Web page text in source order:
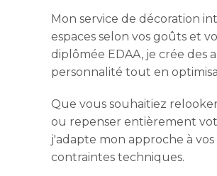
Mon service de décoration
espaces selon vos goûts et
diplômée EDAA, je crée des
personnalité tout en
Que vous souhaitiez
ou repenser entièrement
j'adapte mon approche à
contraintes techniques.